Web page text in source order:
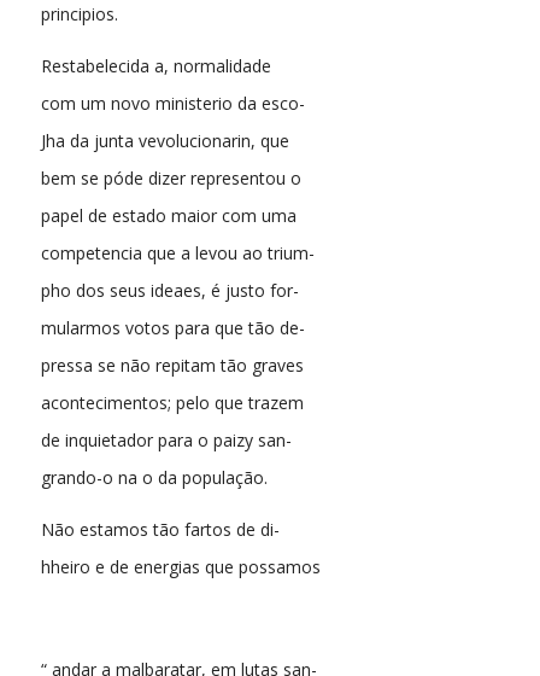
principios.
Restabelecida a, normalidade
com um novo ministerio da esco-
Jha da junta vevolucionarin, que
bem se póde dizer representou o
papel de estado maior com uma
competencia que a levou ao trium-
pho dos seus ideaes, é justo for-
mularmos votos para que tão de-
pressa se não repitam tão graves
acontecimentos; pelo que trazem
de inquietador para o paizy san-
grando-o na o da população.
Não estamos tão fartos de di-
hheiro e de energias que possamos
“ andar a malbaratar, em lutas san-